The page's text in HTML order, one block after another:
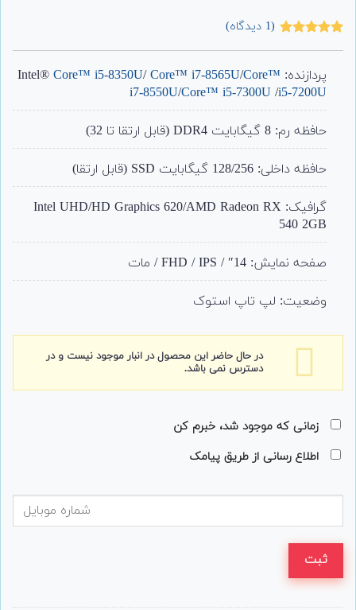
مشتری
(
1 دیدگاه)
پردازنده: Intel® Core™ i5-8350U/Core™ i7-8565U/Core™
i7-8550U/Core™ i5-7300U /i5-7200U
حافظه رم: 8 گیگابایت DDR4 (قابل ارتقا تا 32)
حافظه داخلی: 128/256 گیگابایت SSD (قابل ارتقا)
گرافیک: Intel UHD/HD Graphics 620/AMD Radeon RX
540 2GB
صفحه نمایش: 14″ / FHD / IPS / مات
وضعیت: لپ تاپ استوک
در حال حاضر این محصول در انبار موجود نیست و در
دسترس نمی باشد.
زمانی که موجود شد، خبرم کن
اطلاع رسانی از طریق پیامک
ثبت